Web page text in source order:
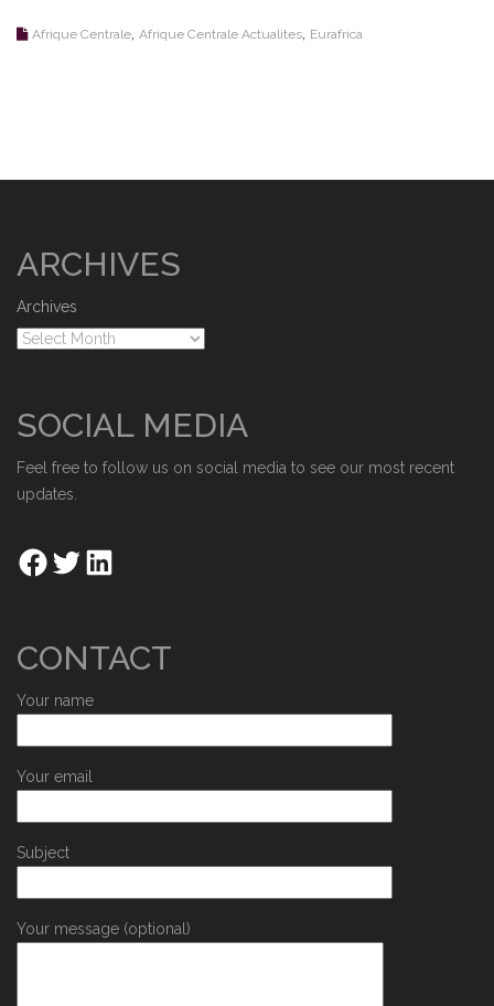
Afrique Centrale Afrique Centrale Actualites Eurafrica
ARCHIVES
Archives
SOCIAL MEDIA
Feel free to follow us on social media to see our most recent
updates.
CONTACT
Your name
Your email
Subject
Your message (optional)